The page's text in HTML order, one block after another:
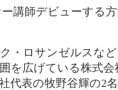
講師デビューする
・ロサンゼルスな
を広げている株式
代表の牧野谷輝の2